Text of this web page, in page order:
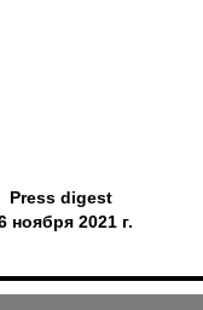
Press digest
ноября 2021 г.